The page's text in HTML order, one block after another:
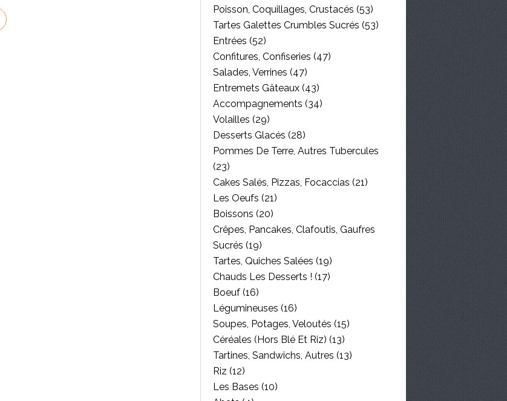
Poisson, Coquillages, Crustacés (53)
Tartes Galettes Crumbles Sucrés (53)
Entrées (52)
Confitures, Confiseries (47)
Salades, Verrines (47)
Entremets Gâteaux (43)
Accompagnements (34)
Volailles (29)
Desserts Glacés (28)
Pommes De Terre, Autres Tubercules
(23)
Cakes Salés, Pizzas, Focaccias (21)
Les Oeufs (21)
Boissons (20)
Crêpes, Pancakes, Clafoutis, Gaufres
Sucrés (19)
Tartes, Quiches Salées (19)
Chauds Les Desserts ! (17)
Boeuf (16)
Légumineuses (16)
Soupes, Potages, Veloutés (15)
Céréales (hors Blé Et Riz) (13)
Tartines, Sandwichs, Autres (13)
Riz (12)
Les Bases (10)